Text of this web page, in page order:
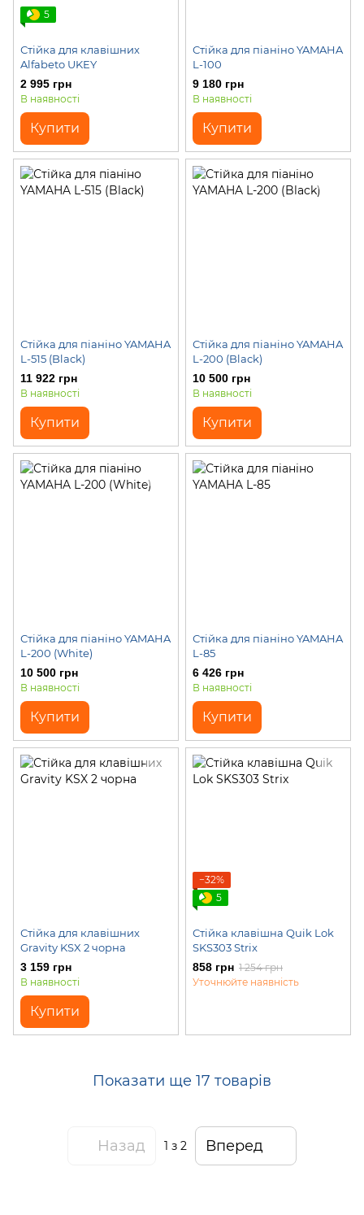
5
Стійка для клавішних
Alfabeto UKEY
2 995 грн
В наявності
Купити
Стійка для піаніно YAMAHA
L-100
9 180 грн
В наявності
Купити
Стійка для піаніно YAMAHA
L-515 (Black)
11 922 грн
В наявності
Купити
Стійка для піаніно YAMAHA
L-200 (Black)
10 500 грн
В наявності
Купити
Стійка для піаніно YAMAHA
L-200 (White)
10 500 грн
В наявності
Купити
Стійка для піаніно YAMAHA
L-85
6 426 грн
В наявності
Купити
Стійка для клавішних
Gravity KSX 2 чорна
3 159 грн
В наявності
Купити
−32%
5
Стійка клавішна Quik Lok
SKS303 Strix
858 грн 1 254 грн
Уточнюйте наявність
Показати ще 17 товарів
Назад 1 з 2 Вперед